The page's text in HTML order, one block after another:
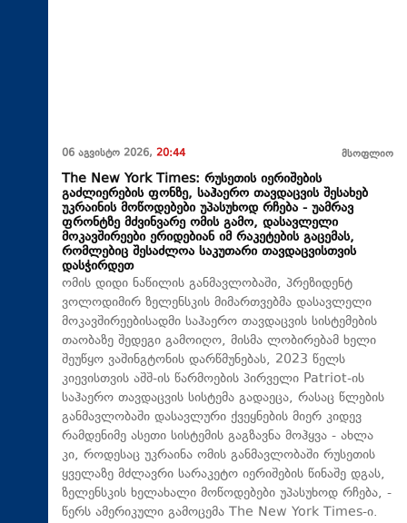
06 აგვისტო 2026, 20:44 მსოფლიო
The New York Times: რუსეთის იერიშების
გაძლიერების ფონზე, საჰაერო თავდაცვის შესახებ
უკრაინის მოწოდებები უპასუხოდ რჩება - უამრავ
ფრონტზე მძვინვარე ომის გამო, დასავლელი
მოკავშირეები ერიდებიან იმ რაკეტების გაცემას,
რომლებიც შესაძლოა საკუთარი თავდაცვისთვის
დასჭირდეთ
ომის დიდი ნაწილის განმავლობაში, პრეზიდენტ
ვოლოდიმირ ზელენსკის მიმართვებმა დასავლელი
მოკავშირეებისადმი საჰაერო თავდაცვის სისტემების
თაობაზე შედეგი გამოიღო, მისმა ლობირებამ ხელი
შეუწყო ვაშინგტონის დარწმუნებას, 2023 წელს
კიევისთვის აშშ-ის წარმოების პირველი Patriot-ის
საჰაერო თავდაცვის სისტემა გადაეცა, რასაც წლების
განმავლობაში დასავლური ქვეყნების მიერ კიდევ
რამდენიმე ასეთი სისტემის გაგზავნა მოჰყვა - ახლა
კი, როდესაც უკრაინა ომის განმავლობაში რუსეთის
ყველაზე მძლავრი სარაკეტო იერიშების წინაშე დგას,
ზელენსკის ხელახალი მოწოდებები უპასუხოდ რჩება, -
წერს ამერიკული გამოცემა The New York Times-ი.